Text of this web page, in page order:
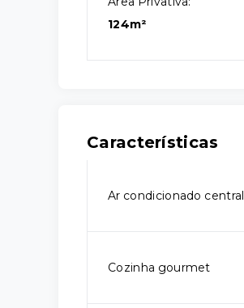
124m²
Características
Ar condicionado central
Cozinha gourmet